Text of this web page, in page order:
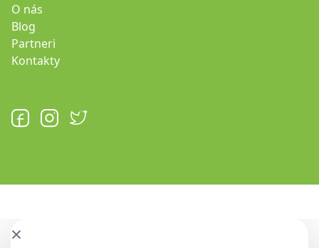
O nás
Blog
Partneri
Kontakty
×